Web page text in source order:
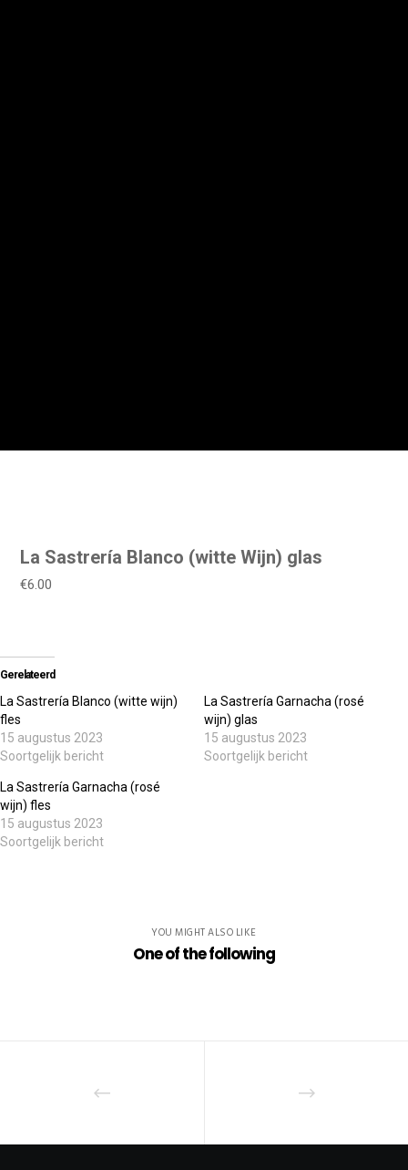
La Sastrería Blanco (witte Wijn) glas
€6.00
Gerelateerd
La Sastrería Blanco (witte wijn)
fles
15 augustus 2023
Soortgelijk bericht
La Sastrería Garnacha (rosé
wijn) glas
15 augustus 2023
Soortgelijk bericht
La Sastrería Garnacha (rosé
wijn) fles
15 augustus 2023
Soortgelijk bericht
YOU MIGHT ALSO LIKE
One of the following